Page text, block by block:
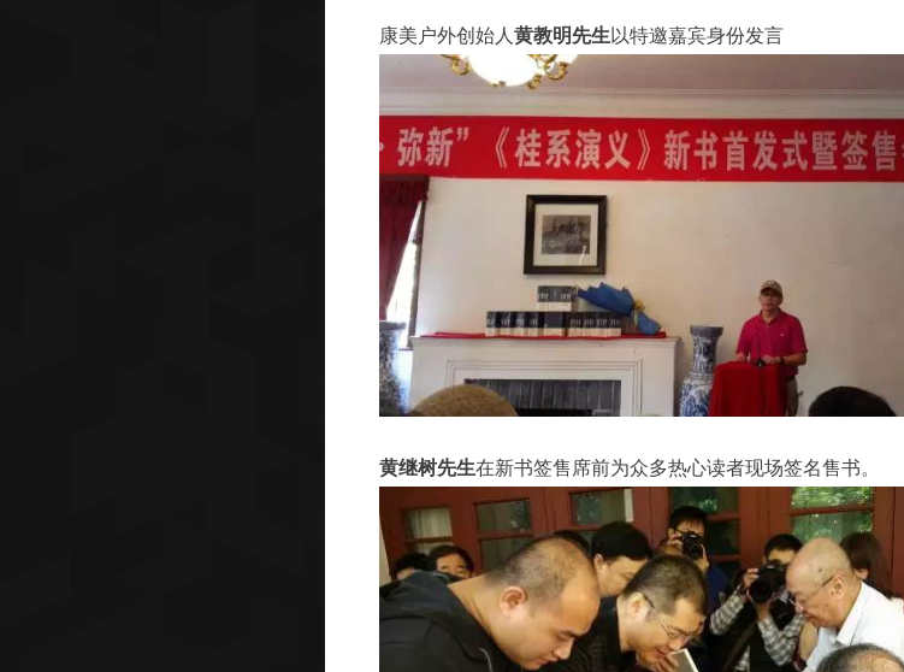
康美户外创始人 黄教明先生 以特邀嘉宾身份发言
黄继树先生在新书签售席前为众多热心读者现场签名售书。